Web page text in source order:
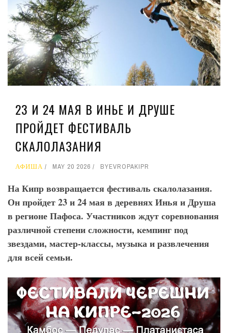
23 И 24 МАЯ В ИНЬЕ И ДРУШЕ
ПРОЙДЕТ ФЕСТИВАЛЬ
СКАЛОЛАЗАНИЯ
АФИША MAY 20 2026 BYEVROPAKIPR
На Кипр возвращается фестиваль скалолазания.
Он пройдет 23 и 24 мая в деревнях Инья и Друша
в регионе Пафоса. Участников ждут соревнования
различной степени сложности, кемпинг под
звездами, мастер-классы, музыка и развлечения
для всей семьи.